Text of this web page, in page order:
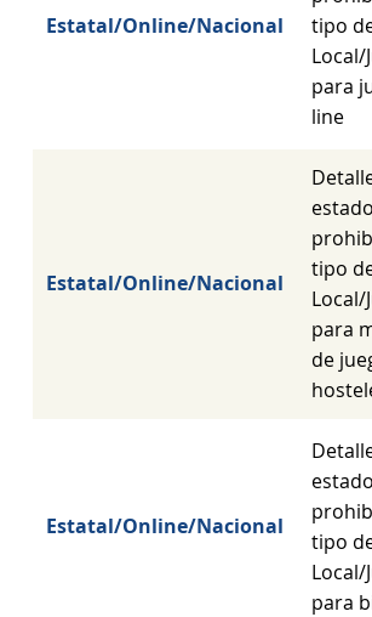
Estatal/Online/Nacional
tipo
Local/
para
line
Estatal/Online/Nacional
tipo
Local/
para
de
Estatal/Online/Nacional
tipo
Local/
para